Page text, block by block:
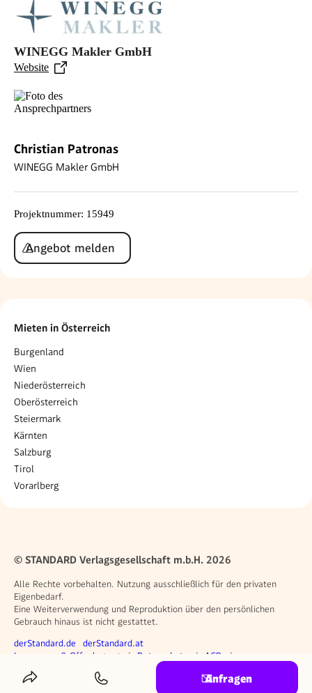
WINEGG Makler GmbH
Website
Christian Patronas
WINEGG Makler GmbH
Projektnummer: 15949
Angebot melden
Mieten in Österreich
Burgenland
Wien
Niederösterreich
Oberösterreich
Steiermark
Kärnten
Salzburg
Tirol
Vorarlberg
Anfragen
© STANDARD Verlagsgesellschaft m.b.H. 2026
Alle Rechte vorbehalten. Nutzung ausschließlich für den privaten
Eigenbedarf.
Eine Weiterverwendung und Reproduktion über den persönlichen
Gebrauch hinaus ist nicht gestattet.
Weitere Angebote
derStandard.de derStandard.at
Rechtliches
Impressum & Offenlegung Datenschutz
AGB
Privacy Manager